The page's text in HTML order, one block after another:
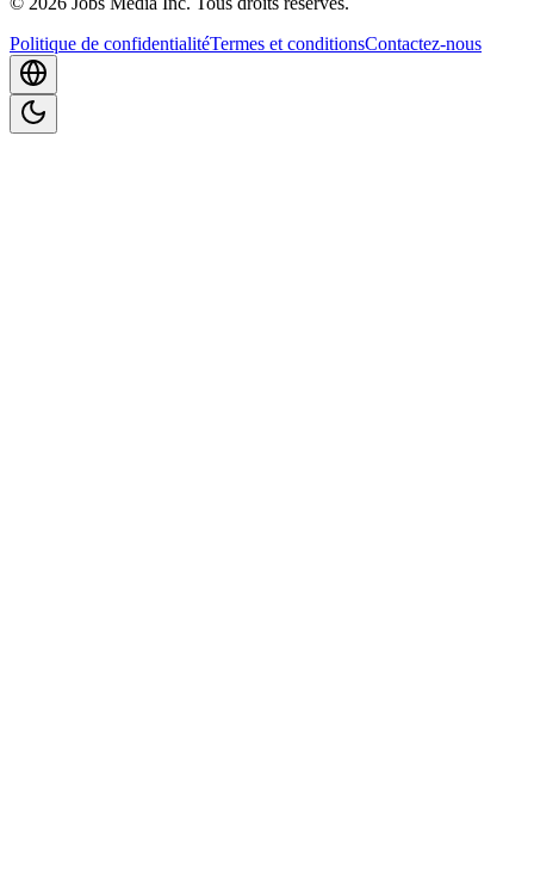
Politique de confidentialitéTermes et conditionsContactez-nous